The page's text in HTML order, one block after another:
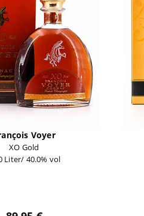
Voyer
XO Gold
Liter/ 40.0% vol